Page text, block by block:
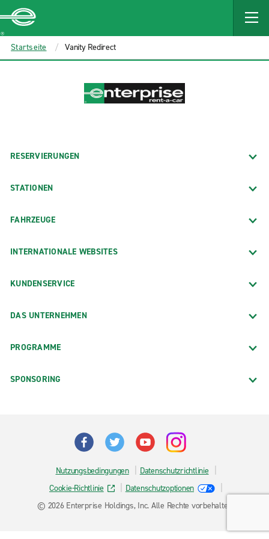
MAIN
CONTENT
Enterprise
Startseite Vanity Redirect
RESERVIERUNGEN
STATIONEN
FAHRZEUGE
INTERNATIONALE WEBSITES
KUNDENSERVICE
DAS UNTERNEHMEN
PROGRAMME
SPONSORING
Nutzungsbedingungen
Datenschutzrichtlinie
Cookie-Richtlinie
Datenschutzoptionen
© 2026 Enterprise Holdings, Inc. Alle Rechte vorbehalten